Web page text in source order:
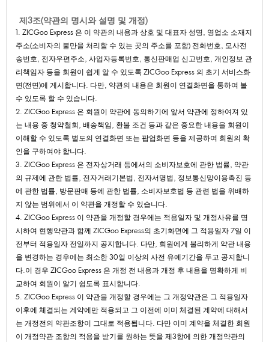
제3조(약관의명시와설명및개정)
1.ZICGooExpress은이약관의내용과상호및대표자성명,영업소소재지
주소(소비자의불만을처리할수있는곳의주소를포함)전화번호,모사전
송번호,전자우편주소,사업자등록번호,통신판매업신고번호,개인정보관
리책임자등을회원이쉽게알수있도록ZICGooExpress의초기서비스화
면(전면)에게시합니다.다만,약관의내용은회원이연결화면을통하여볼
수있도록할수있습니다.
2.ZICGooExpress은회원이약관에동의하기에앞서약관에정하여져있
는내용중청약철회,배송책임,환불조건등과같은중요한내용을회원이
이해할수있도록별도의연결화면또는팝업화면등을제공하여회원의확
인을구하여야합니다.
3.ZICGooExpress은전자상거래등에서의소비자보호에관한법률,약관
의규제에관한법률,전자거래기본법,전자서명법,정보통신망이용촉진등
에관한법률,방문판매등에관한법률,소비자보호법등관련법을위배하
지않는범위에서이약관을개정할수있습니다.
4.ZICGooExpress이약관을개정할경우에는적용일자및개정사유를명
시하여현행약관과함께ZICGooExpress의초기화면에그적용일자7일이
전부터적용일자전일까지공지합니다.다만,회원에게불리하게약관내용
을변경하는경우에는최소한30일이상의사전유예기간을두고공지합니
다.이경우ZICGooExpress은개정전내용과개정후내용을명확하게비
교하여회원이알기쉽도록표시합니다.
5.ZICGooExpress이약관을개정할경우에는그개정약관은그적용일자
이후에체결되는계약에만적용되고그이전에이미체결된계약에대해서
는개정전의약관조항이그대로적용됩니다.다만이미계약을체결한회원
이개정약관조항의적용을받기를원하는뜻을제3항에의한개정약관의